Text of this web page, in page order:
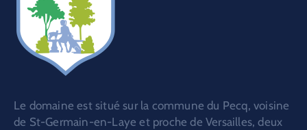
Le domaine est situé sur la commune du Pecq, voisine
de St-Germain-en-Laye et proche de Versailles, deux